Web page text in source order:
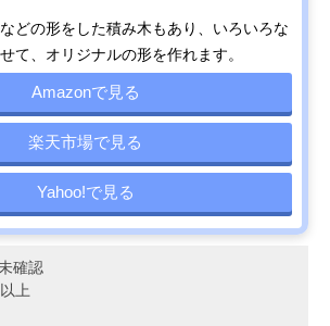
どの形をした積み木もあり、いろいろな
て、オリジナルの形を作れます。
Amazonで見る
楽天市場で見る
Yahoo!で見る
確認
上